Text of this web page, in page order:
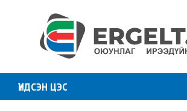
ҮНДСЭН ЦЭС